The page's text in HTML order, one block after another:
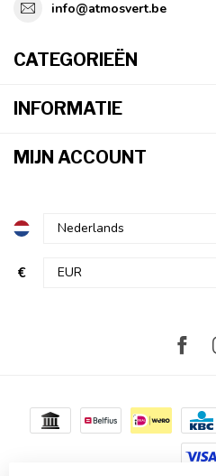
info@atmosvert.be
CATEGORIEËN
INFORMATIE
MIJN ACCOUNT
€